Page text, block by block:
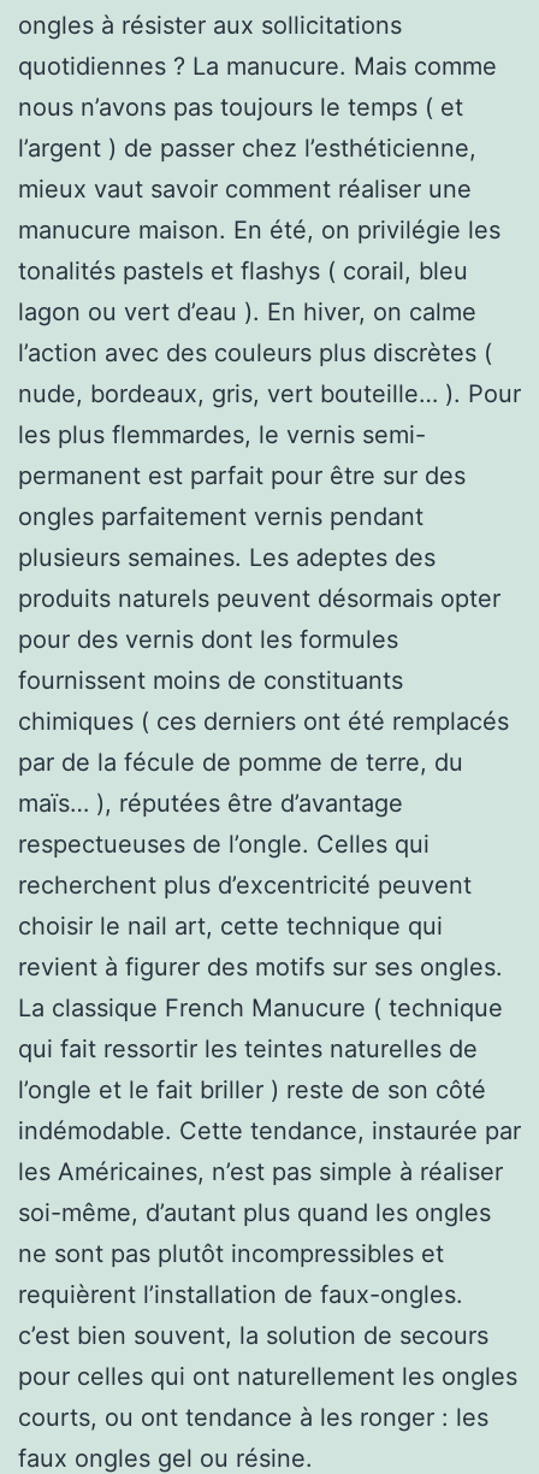
ongles à résister aux sollicitations
quotidiennes ? La manucure. Mais comme
nous n’avons pas toujours le temps ( et
l’argent ) de passer chez l’esthéticienne,
mieux vaut savoir comment réaliser une
manucure maison. En été, on privilégie les
tonalités pastels et flashys ( corail, bleu
lagon ou vert d’eau ). En hiver, on calme
l’action avec des couleurs plus discrètes (
nude, bordeaux, gris, vert bouteille… ). Pour
les plus flemmardes, le vernis semi-
permanent est parfait pour être sur des
ongles parfaitement vernis pendant
plusieurs semaines. Les adeptes des
produits naturels peuvent désormais opter
pour des vernis dont les formules
fournissent moins de constituants
chimiques ( ces derniers ont été remplacés
par de la fécule de pomme de terre, du
maïs… ), réputées être d’avantage
respectueuses de l’ongle. Celles qui
recherchent plus d’excentricité peuvent
choisir le nail art, cette technique qui
revient à figurer des motifs sur ses ongles.
La classique French Manucure ( technique
qui fait ressortir les teintes naturelles de
l’ongle et le fait briller ) reste de son côté
indémodable. Cette tendance, instaurée par
les Américaines, n’est pas simple à réaliser
soi-même, d’autant plus quand les ongles
ne sont pas plutôt incompressibles et
requièrent l’installation de faux-ongles.
c’est bien souvent, la solution de secours
pour celles qui ont naturellement les ongles
courts, ou ont tendance à les ronger : les
faux ongles gel ou résine.